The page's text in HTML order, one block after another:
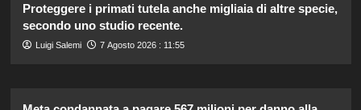
Proteggere i primati tutela anche migliaia di altre specie,
secondo uno studio recente.
Luigi Salemi 7 Agosto 2026 : 11:55